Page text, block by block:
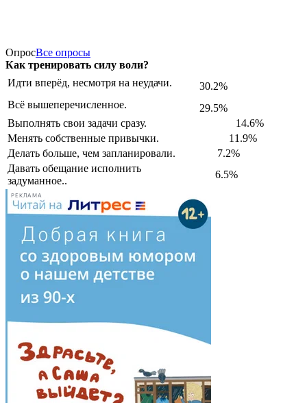
ОпросВсе опросы
Как тренировать силу воли?
Идти вперёд, несмотря на неудачи.
30.2%
Всё вышеперечисленное.
29.5%
Выполнять свои задачи сразу.
14.6%
Менять собственные привычки.
11.9%
Делать больше, чем запланировали.
7.2%
Давать обещание исполнить
задуманное..
6.5%
РЕКЛАМА